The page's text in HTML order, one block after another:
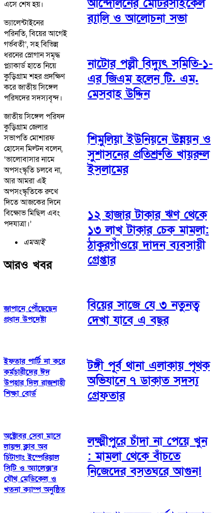
এসে শেষ হয়।
ভ্যালেন্টাইনের
পরিনতি, বিয়ের আগেই
গর্ভবতী’, সহ বিভিন্ন
ধরনের স্লোগান সমৃদ্ধ
প্ল্যাকার্ড হাতে নিয়ে
কুড়িগ্রাম শহর প্রদক্ষিণ
করে জাতীয় সিঙ্গেল
পরিষদের সদস্যবৃন্দ।
জাতীয় সিঙ্গেল পরিষদ
কুড়িগ্রাম জেলার
সভাপতি মোশারফ
হোসেন মিল্টন বলেন,
‘ভালোবাসার নামে
অপসংস্কৃতি চলবে না,
আর আমরা এই
অপসংস্কৃতিকে রুখে
দিতে আজকের দিনে
বিক্ষোভ মিছিল এবং
পদযাত্রা।’
এমআই
আরও খবর
জাপানে পৌঁছেছেন
প্রধান উপদেষ্টা
ইফতার পার্টি না করে
কর্মচারীদের ঈদ
উপহার দিল রাজশাহী
শিক্ষা বোর্ড
অক্টোবর সেবা মাসে
লায়ন্স ক্লাব অব
চিটাগাং ইম্পেরিয়াল
সিটি ও অ্যালেক্স’র
যৌথ মেডিকেল ও
খতনা ক্যাম্প অনুষ্ঠিত
আন্দোলনের মোটরসাইকেল
র‌্যালি ও আলোচনা সভা
নাটোর পল্লী বিদ্যুৎ সমিতি-১-
এর জিএম হলেন টি. এম.
মেসবাহ উদ্দিন
শিমুলিয়া ইউনিয়নে উন্নয়ন ও
সুশাসনের প্রতিশ্রুতি খায়রুল
ইসলামের
১২ হাজার টাকার ঋণ থেকে
১৩ লাখ টাকার চেক মামলা:
ঠাকুরগাঁওয়ে দাদন ব্যবসায়ী
গ্রেপ্তার
বিয়ের সাজে যে ৩ নতুনত্ব
দেখা যাবে এ বছর
টঙ্গী পূর্ব থানা এলাকায় পৃথক
অভিযানে ৭ ডাকাত সদস্য
গ্রেফতার
লক্ষ্মীপুরে চাঁদা না পেয়ে খুন
: মামলা থেকে বাঁচতে
নিজেদের বসতঘরে আগুন!